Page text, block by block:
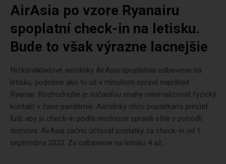
AirAsia po vzore Ryanairu
spoplatní check-in na letisku.
Bude to však výrazne lacnejšie
Nízkonákladové aerolinky AirAsia spoplatnia odbavenie na
letisku, podobne ako to už v minulosti spravil napríklad
Ryanair. Rozhodnutie je súčasťou snahy minimalizovať fyzický
kontakt v čase pandémie. Aerolinky chcú poplatkami prinútiť
ľudí, aby si check-in podľa možností spravili ešte v pohodlí
domova. AirAsia začnú účtovať poplatky za check-in od 1.
septembra 2020. Za odbavenie na letisku 4 až...